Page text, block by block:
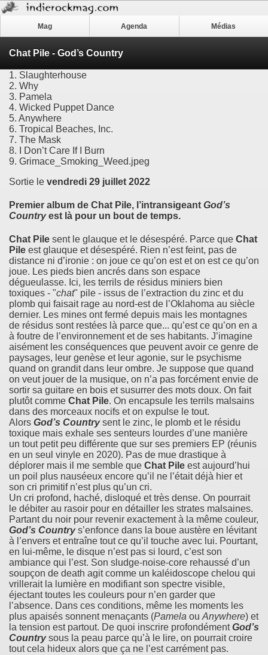
Mag Agenda Médias
Chat Pile - God’s Country
1. Slaughterhouse
2. Why
3. Pamela
4. Wicked Puppet Dance
5. Anywhere
6. Tropical Beaches, Inc.
7. The Mask
8. I Don’t Care If I Burn
9. Grimace_Smoking_Weed.jpeg
Sortie le vendredi 29 juillet 2022
Premier album de Chat Pile, l’intransigeant God’s
Country est là pour un bout de temps.
Chat Pile sent le glauque et le désespéré. Parce que Chat
Pile est glauque et désespéré. Rien n’est feint, pas de
distance ni d’ironie : on joue ce qu’on est et on est ce qu’on
joue. Les pieds bien ancrés dans son espace
dégueulasse. Ici, les terrils de résidus miniers bien
toxiques - "chat" pile - issus de l’extraction du zinc et du
plomb qui faisait rage au nord-est de l’Oklahoma au siècle
dernier. Les mines ont fermé depuis mais les montagnes
de résidus sont restées là parce que... qu’est ce qu’on en a
à foutre de l’environnement et de ses habitants. J’imagine
aisément les conséquences que peuvent avoir ce genre de
paysages, leur genèse et leur agonie, sur le psychisme
quand on grandit dans leur ombre. Je suppose que quand
on veut jouer de la musique, on n’a pas forcément envie de
sortir sa guitare en bois et susurrer des mots doux. On fait
plutôt comme Chat Pile. On encapsule les terrils malsains
dans des morceaux nocifs et on expulse le tout.
Alors God’s Country sent le zinc, le plomb et le résidu
toxique mais exhale ses senteurs lourdes d’une manière
un tout petit peu différente que sur ses premiers EP (réunis
en un seul vinyle en 2020). Pas de mue drastique à
déplorer mais il me semble que Chat Pile est aujourd’hui
un poil plus nauséeux encore qu’il ne l’était déjà hier et
son cri primitif n’est plus qu’un cri.
Un cri profond, haché, disloqué et très dense. On pourrait
le débiter au rasoir pour en détailler les strates malsaines.
Partant du noir pour revenir exactement à la même couleur,
God’s Country s’enfonce dans la boue austère en lévitant
à l’envers et entraîne tout ce qu’il touche avec lui. Pourtant,
en lui-même, le disque n’est pas si lourd, c’est son
ambiance qui l’est. Son sludge-noise-core rehaussé d’un
soupçon de death agit comme un kaléidoscope chelou qui
vrillerait la lumière en modifiant son spectre visible,
éjectant toutes les couleurs pour n’en garder que
l’absence. Dans ces conditions, même les moments les
plus apaisés sonnent menaçants (Pamela ou Anywhere) et
la tension est partout. De quoi inscrire profondémentGod’s
Country sous la peau parce qu’à le lire, on pourrait croire
tout cela hideux alors que ça ne l’est carrément pas.